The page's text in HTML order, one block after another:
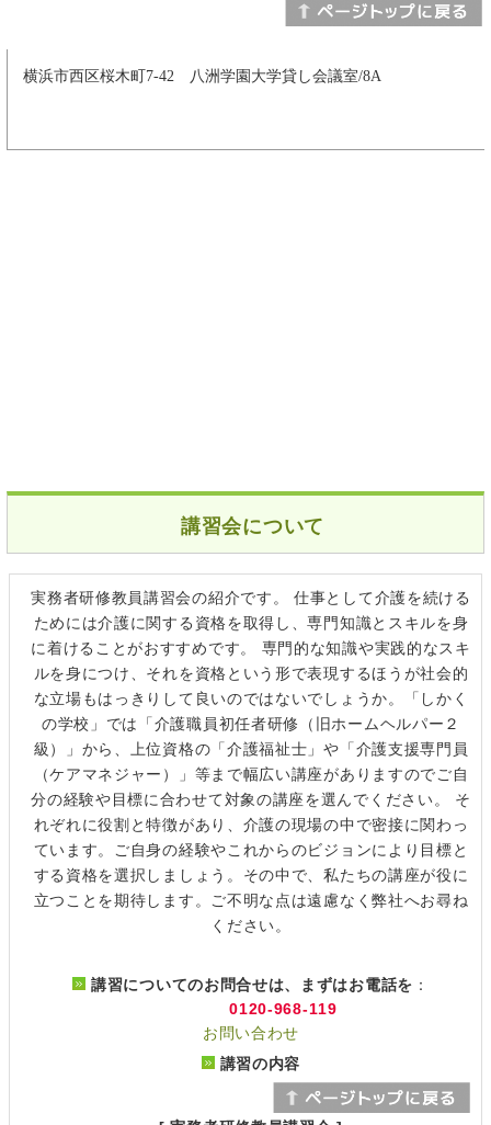
横浜市西区桜木町7-42 八洲学園大学貸し会議室/8A
講習会について
実務者研修教員講習会の紹介です。 仕事として介護を続ける
ためには介護に関する資格を取得し、専門知識とスキルを身
に着けることがおすすめです。 専門的な知識や実践的なスキ
ルを身につけ、それを資格という形で表現するほうが社会的
な立場もはっきりして良いのではないでしょうか。「しかく
の学校」では「介護職員初任者研修（旧ホームヘルパー２
級）」から、上位資格の「介護福祉士」や「介護支援専門員
（ケアマネジャー）」等まで幅広い講座がありますのでご自
分の経験や目標に合わせて対象の講座を選んでください。 そ
れぞれに役割と特徴があり、介護の現場の中で密接に関わっ
ています。ご自身の経験やこれからのビジョンにより目標と
する資格を選択しましょう。その中で、私たちの講座が役に
立つことを期待します。ご不明な点は遠慮なく弊社へお尋ね
ください。
講習についてのお問合せは、まずはお電話を ：
0120-968-119
お問い合わせ
講習の内容